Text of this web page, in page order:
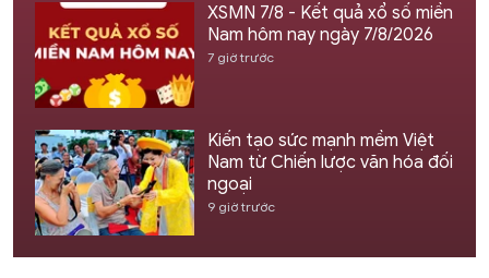
XSMN 7/8 - Kết quả xổ số miền
Nam hôm nay ngày 7/8/2026
7 giờ trước
Kiến tạo sức mạnh mềm Việt
Nam từ Chiến lược văn hóa đối
ngoại
9 giờ trước